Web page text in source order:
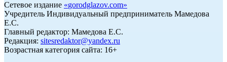
Сетевое издание «gorodglazov.com»
Учредитель Индивидуальный предприниматель Мамедова
Е.С.
Главный редактор: Мамедова Е.С.
Редакция: sitesredaktor@yandex.ru
Возрастная категория сайта: 16+